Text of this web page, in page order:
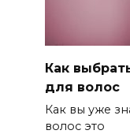
Как
для волос
Как вы уже
волос это